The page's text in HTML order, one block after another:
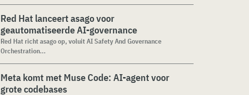
Red Hat lanceert asago voor
geautomatiseerde AI-governance
Red Hat richt asago op, voluit AI Safety And Governance
Orchestration...
Meta komt met Muse Code: AI-agent voor
grote codebases